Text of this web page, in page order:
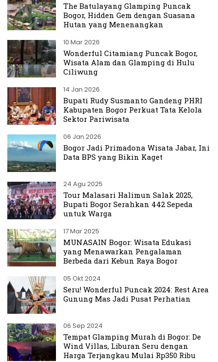
The Batulayang Glamping Puncak
Bogor, Hidden Gem dengan Suasana
Hutan yang Menenangkan
10 Mar 2026
Wonderful Citamiang Puncak Bogor,
Wisata Alam dan Glamping di Hulu
Ciliwung
14 Jan 2026
Bupati Rudy Susmanto Gandeng PHRI
Kabupaten Bogor Perkuat Tata Kelola
Sektor Pariwisata
06 Jan 2026
Bogor Jadi Primadona Wisata Jabar, Ini
Data BPS yang Bikin Kaget
24 Agu 2025
Tour Malasari Halimun Salak 2025,
Bupati Bogor Serahkan 442 Sepeda
untuk Warga
17 Mar 2025
MUNASAIN Bogor: Wisata Edukasi
yang Menawarkan Pengalaman
Berbeda dari Kebun Raya Bogor
05 Okt 2024
Seru! Wonderful Puncak 2024: Rest Area
Gunung Mas Jadi Pusat Perhatian
06 Sep 2024
Tempat Glamping Murah di Bogor: De
Wind Villas, Liburan Seru dengan
Harga Terjangkau Mulai Rp350 Ribu